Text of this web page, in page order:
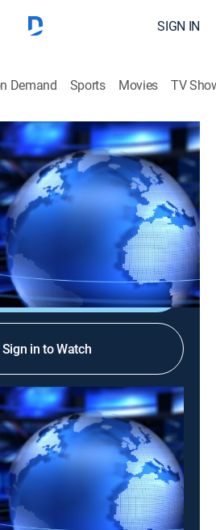
SIGN IN
Demand Sports Movies TV
edición
Primera edición
en compañía de un
Shop DIRECTV
Sign in to Watch